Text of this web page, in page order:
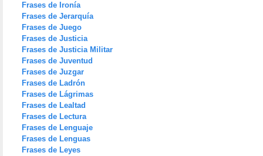
Frases de Ironía
Frases de Jerarquía
Frases de Juego
Frases de Justicia
Frases de Justicia Militar
Frases de Juventud
Frases de Juzgar
Frases de Ladrón
Frases de Lágrimas
Frases de Lealtad
Frases de Lectura
Frases de Lenguaje
Frases de Lenguas
Frases de Leyes